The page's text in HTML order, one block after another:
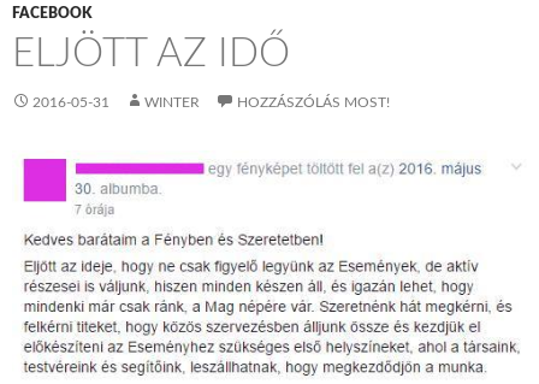
FACEBOOK
ELJÖTT AZ IDŐ
2016-05-31 WINTER HOZZÁSZÓLÁS MOST!